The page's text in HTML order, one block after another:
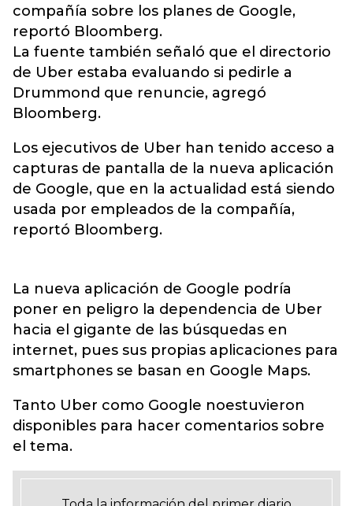
compañía sobre los planes de Google,
reportó Bloomberg.
La fuente también señaló que el directorio
de Uber estaba evaluando si pedirle a
Drummond que renuncie, agregó
Bloomberg.
Los ejecutivos de Uber han tenido acceso a
capturas de pantalla de la nueva aplicación
de Google, que en la actualidad está siendo
usada por empleados de la compañía,
reportó Bloomberg.
La nueva aplicación de Google podría
poner en peligro la dependencia de Uber
hacia el gigante de las búsquedas en
internet, pues sus propias aplicaciones para
smartphones se basan en Google Maps.
Tanto Uber como Google noestuvieron
disponibles para hacer comentarios sobre
el tema.